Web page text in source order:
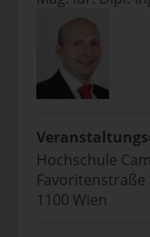
Hochschule
Favoritenstraße
1100 Wien